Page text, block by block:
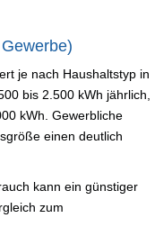
je nach Haushaltstyp in
bis 2.500 kWh jährlich,
kWh. Gewerbliche
einen deutlich
kann ein günstiger
zum